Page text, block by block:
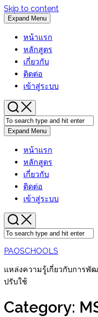
Skip to content
Expand Menu
หน้าแรก
หลักสูตร
เกี่ยวกับ
ติดต่อ
เข้าสู่ระบบ
Expand Menu
หน้าแรก
หลักสูตร
เกี่ยวกับ
ติดต่อ
เข้าสู่ระบบ
PAOSCHOOLS
แหล่งความรู้เกี่ยวกับการพั
ปรับใช้
Category: